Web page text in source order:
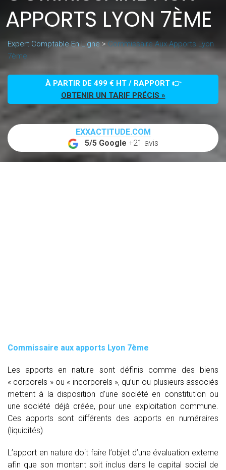
APPORTS LYON 7ÈME
Expert Comptable En Ligne>Commissaire Aux Apports Lyon
7ème
À PARTIR DE 499 € HT / RAPPORT 👉
OBTENIR UN TARIF PRÉCIS »
EXXACTITUDE.COM
5/5 Google +21 avis
Commissaire aux apports Lyon 7ème
Les apports en nature sont définis comme des biens
« corporels » ou « incorporels », qu’un ou plusieurs associés
mettent à la disposition d’une société en constitution ou
une société déjà créée, pour une exploitation commune.
Ces apports sont différents des apports en numéraires
(liquidités)
L’apport en nature doit faire l’objet d’une évaluation externe
afin que son montant soit inclus dans le capital social de